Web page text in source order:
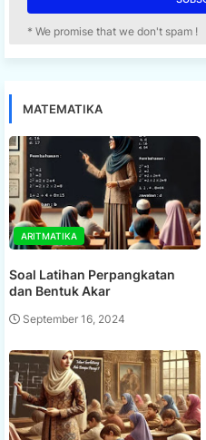
* We promise that we don't spam !
MATEMATIKA
ARITMATIKA
Soal Latihan Perpangkatan
dan Bentuk Akar
September 16, 2024